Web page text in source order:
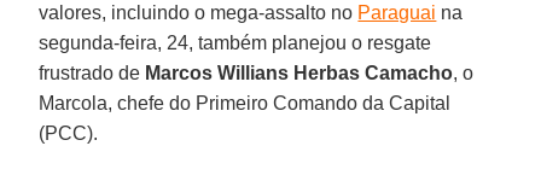
valores, incluindo o mega-assalto no Paraguai na
segunda-feira, 24, também planejou o resgate
frustrado de Marcos Willians Herbas Camacho, o
Marcola, chefe do Primeiro Comando da Capital
(PCC).